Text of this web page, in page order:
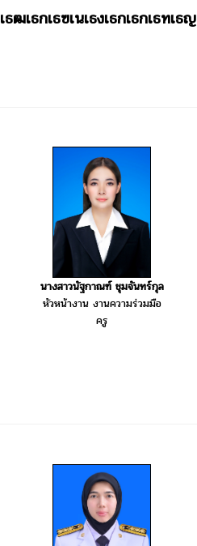
งเธฒเธกเธฃเนเธงเธกเธกเธทเธญ
นางสาวนัฐกาณฑ์ ชุมจันทร์กุล
หัวหน้างาน งานความร่วมมือ
ครู